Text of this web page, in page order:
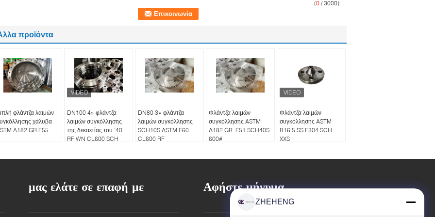
(0 / 3000)
προϊόντα
φλάντζα λαιμών
χάλυβα
A182 GR F55
DN100 4» φλάντζα
λαιμών συγκόλλησης
της δεκαετίας του '40
RF WN CL600 SCH
DN80 3» φλάντζα
λαιμών συγκόλλησης
SCH10S ASTM F60
CL600 RF
Φλάντζα λαιμών
συγκόλλησης ASTM
A182 GR. F51 SCH40S
600#
Φλάντζα λαιμών
συγκόλλησης ASTM
B16.5 SS F304 SCH
XXS
μας ελάτε σε επαφή με Αφήστε μήνυμα
ZHEHENG